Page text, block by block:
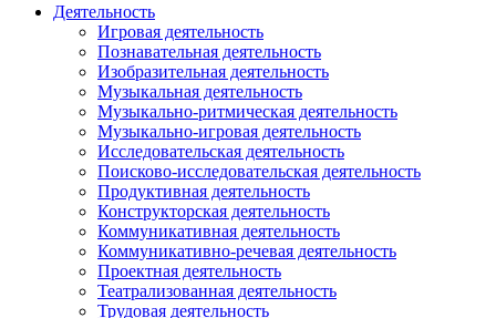
Деятельность
Игровая деятельность
Познавательная деятельность
Изобразительная деятельность
Музыкальная деятельность
Музыкально-ритмическая деятельность
Музыкально-игровая деятельность
Исследовательская деятельность
Поисково-исследовательская деятельность
Продуктивная деятельность
Конструкторская деятельность
Коммуникативная деятельность
Коммуникативно-речевая деятельность
Проектная деятельность
Театрализованная деятельность
Трудовая деятельность